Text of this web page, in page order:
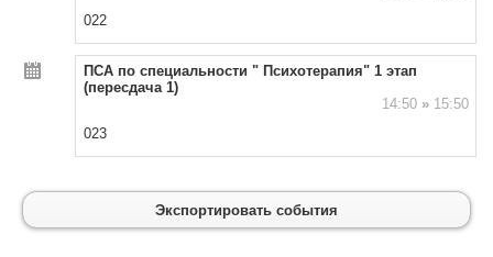
022
ПСА по специальности " Психотерапия" 1 этап
(пересдача 1)
14:50 »15:50
023
Экспортировать события